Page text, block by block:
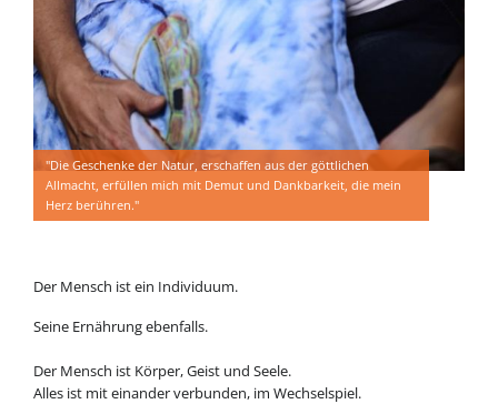
"Die Geschenke der Natur, erschaffen aus der göttlichen
Allmacht, erfüllen mich mit Demut und Dankbarkeit, die mein
Herz berühren."
Der Mensch ist ein Individuum.
Seine Ernährung ebenfalls.
Der Mensch ist Körper, Geist und Seele.
Alles ist mit einander verbunden, im Wechselspiel.